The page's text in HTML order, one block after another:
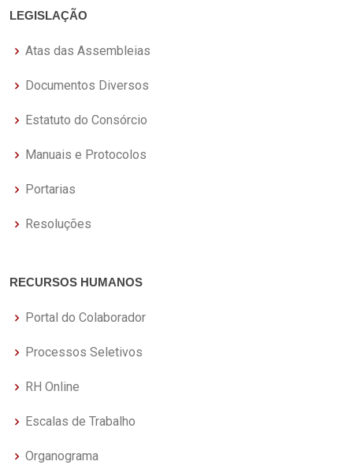
LEGISLAÇÃO
Atas das Assembleias
Documentos Diversos
Estatuto do Consórcio
Manuais e Protocolos
Portarias
Resoluções
RECURSOS HUMANOS
Portal do Colaborador
Processos Seletivos
RH Online
Escalas de Trabalho
Organograma